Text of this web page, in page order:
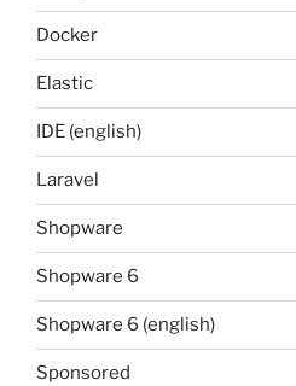
Docker
Elastic
IDE (english)
Laravel
Shopware
Shopware 6
Shopware 6 (english)
Sponsored